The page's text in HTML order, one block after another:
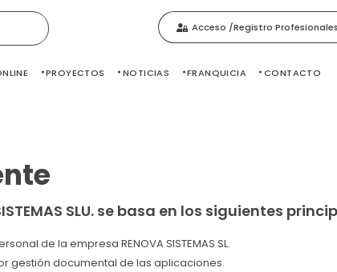
Acceso /Registro Profesionales
PROYECTOS NOTICIAS FRANQUICIA CONTACTO
SLU. se basa en los siguientes
de la empresa RENOVA SISTEMAS SL.
gestión documental de las aplicaciones.